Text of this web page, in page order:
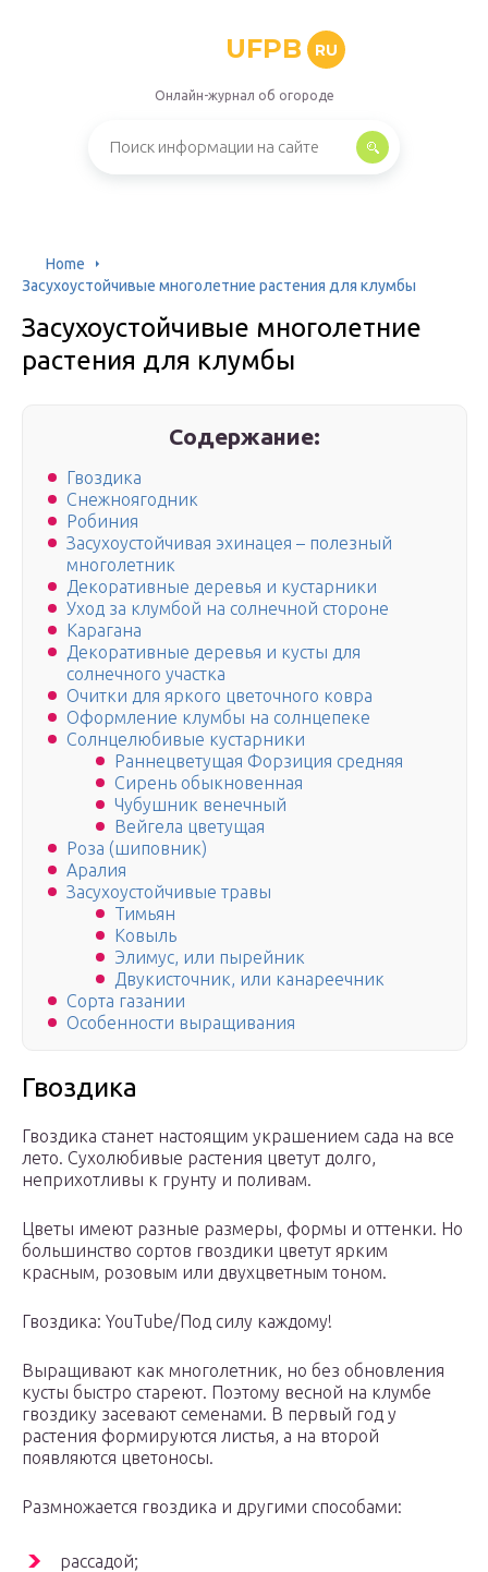
UFPB RU
Онлайн-журнал об огороде
Home
Засухоустойчивые многолетние растения для клумбы
Засухоустойчивые многолетние
растения для клумбы
Содержание:
Гвоздика
Снежноягодник
Робиния
Засухоустойчивая эхинацея – полезный
многолетник
Декоративные деревья и кустарники
Уход за клумбой на солнечной стороне
Карагана
Декоративные деревья и кусты для
солнечного участка
Очитки для яркого цветочного ковра
Оформление клумбы на солнцепеке
Солнцелюбивые кустарники
Раннецветущая Форзиция средняя
Сирень обыкновенная
Чубушник венечный
Вейгела цветущая
Роза (шиповник)
Аралия
Засухоустойчивые травы
Тимьян
Ковыль
Элимус, или пырейник
Двукисточник, или канареечник
Сорта газании
Особенности выращивания
Гвоздика
Гвоздика станет настоящим украшением сада на все
лето. Сухолюбивые растения цветут долго,
неприхотливы к грунту и поливам.
Цветы имеют разные размеры, формы и оттенки. Но
большинство сортов гвоздики цветут ярким
красным, розовым или двухцветным тоном.
Гвоздика: YouTube/Под силу каждому!
Выращивают как многолетник, но без обновления
кусты быстро стареют. Поэтому весной на клумбе
гвоздику засевают семенами. В первый год у
растения формируются листья, а на второй
появляются цветоносы.
Размножается гвоздика и другими способами:
рассадой;